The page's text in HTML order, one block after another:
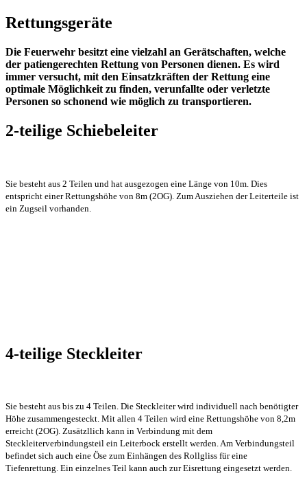
Rettungsgeräte
Die Feuerwehr besitzt eine vielzahl an Gerätschaften, welche
der patiengerechten Rettung von Personen dienen. Es wird
immer versucht, mit den Einsatzkräften der Rettung eine
optimale Möglichkeit zu finden, verunfallte oder verletzte
Personen so schonend wie möglich zu transportieren.
2-teilige Schiebeleiter
Sie besteht aus 2 Teilen und hat ausgezogen eine Länge von 10m. Dies
entspricht einer Rettungshöhe von 8m (2OG). Zum Ausziehen der Leiterteile ist
ein Zugseil vorhanden.
4-teilige Steckleiter
Sie besteht aus bis zu 4 Teilen. Die Steckleiter wird individuell nach benötigter
Höhe zusammengesteckt. Mit allen 4 Teilen wird eine Rettungshöhe von 8,2m
erreicht (2OG). Zusätzllich kann in Verbindung mit dem
Steckleiterverbindungsteil ein Leiterbock erstellt werden. Am Verbindungsteil
befindet sich auch eine Öse zum Einhängen des Rollgliss für eine
Tiefenrettung. Ein einzelnes Teil kann auch zur Eisrettung eingesetzt werden.